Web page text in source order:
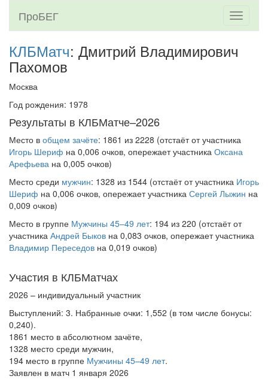
Toggle
ПроБЕГ
КЛБМатч: Дмитрий Владимирович
Пахомов
Москва
Год рождения: 1978
Результаты в КЛБМатче–2026
Место в общем зачёте: 1861 из 2228 (отстаёт от участника
Игорь Шериф на 0,006 очков, опережает участника Оксана
Арефьева на 0,005 очков)
Место среди мужчин: 1328 из 1544 (отстаёт от участника Игорь
Шериф на 0,006 очков, опережает участника Сергей Лыжин на
0,009 очков)
Место в группе Мужчины 45–49 лет: 194 из 220 (отстаёт от
участника Андрей Быков на 0,083 очков, опережает участника
Владимир Переседов на 0,019 очков)
Участия в КЛБМатчах
2026 – индивидуальный участник
Выступлений: 3. Набранные очки: 1,552 (в том числе бонусы:
0,240).
1861 место в абсолютном зачёте,
1328 место среди мужчин,
194 место в группе Мужчины 45–49 лет.
Заявлен в матч 1 января 2026